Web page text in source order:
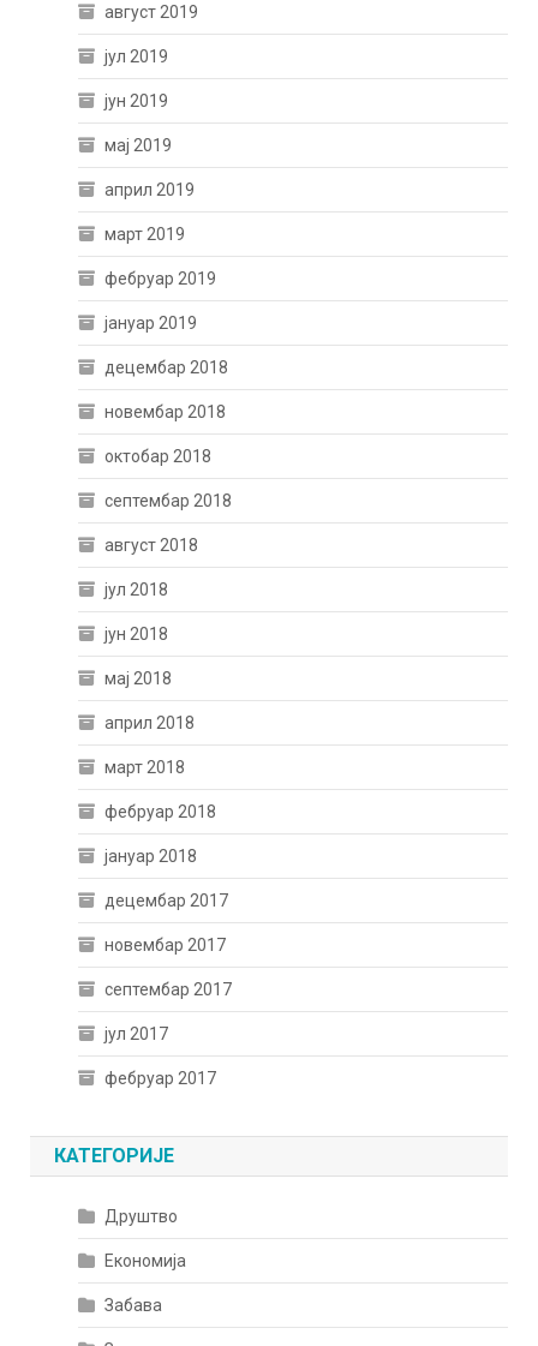
август 2019
јул 2019
јун 2019
мај 2019
април 2019
март 2019
фебруар 2019
јануар 2019
децембар 2018
новембар 2018
октобар 2018
септембар 2018
август 2018
јул 2018
јун 2018
мај 2018
април 2018
март 2018
фебруар 2018
јануар 2018
децембар 2017
новембар 2017
септембар 2017
јул 2017
фебруар 2017
КАТЕГОРИЈЕ
Друштво
Економија
Забава